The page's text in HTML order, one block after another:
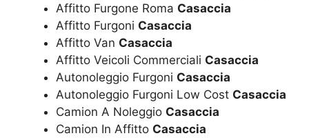
Affitto Furgone Roma Casaccia
Affitto Furgoni Casaccia
Affitto Van Casaccia
Affitto Veicoli Commerciali Casaccia
Autonoleggio Furgoni Casaccia
Autonoleggio Furgoni Low Cost Casaccia
Camion A Noleggio Casaccia
Camion In Affitto Casaccia